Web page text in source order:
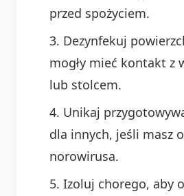
przed spożyciem.
Dezynfekuj
mogły mieć kontakt z
lub stolcem.
Unikaj
dla innych, jeśli masz
norowirusa.
Izoluj chorego, aby